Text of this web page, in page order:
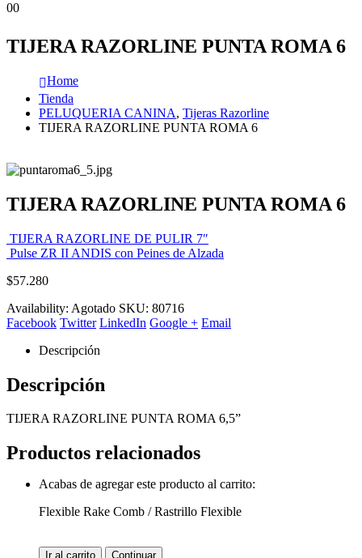
00
TIJERA RAZORLINE PUNTA ROMA 6
Home
Tienda
PELUQUERIA CANINA, Tijeras Razorline
TIJERA RAZORLINE PUNTA ROMA 6
TIJERA RAZORLINE PUNTA ROMA 6
TIJERA RAZORLINE DE PULIR 7″
Pulse ZR II ANDIS con Peines de Alzada
$57.280
Availability: Agotado SKU: 80716
Facebook Twitter LinkedIn Google + Email
Descripción
Descripción
TIJERA RAZORLINE PUNTA ROMA 6,5”
Productos relacionados
Acabas de agregar este producto al carrito:
Flexible Rake Comb / Rastrillo Flexible
Ir al carrito Continuar